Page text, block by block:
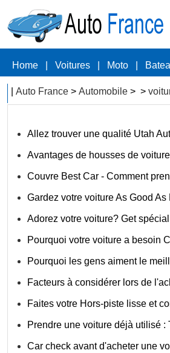
Home Voitures Moto
Auto France > Automobile > >
Allez trouver une qualité Utah
Avantages de housses de voiture
Couvre Best Car - Comment
Gardez votre voiture As Good
Adorez votre voiture? Get
Pourquoi votre voiture a besoin
Pourquoi les gens aiment le
Facteurs à considérer lors de
Faites votre Hors-piste lisse et
Prendre une voiture déjà utilisé :
Car check avant d'acheter une